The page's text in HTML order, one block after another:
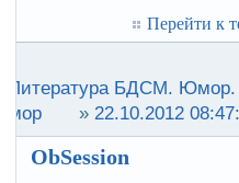
Перейти к
Литература БДСМ. Юмор.
» 22.10.2012
ObSession